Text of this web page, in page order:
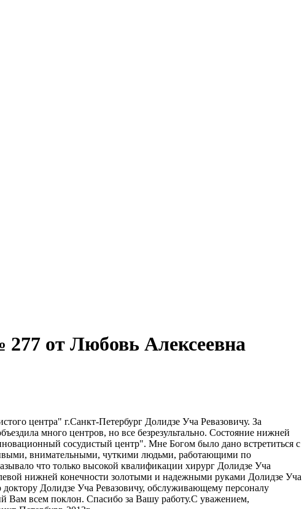
от Любовь Алексеевна
центра" г.Санкт-Петербург Долидзе Уча Ревазовичу. За
много центров, но все безрезультально. Состояние нижней
сосудистый центр". Мне Богом было дано встретиться с
внимательными, чуткими людьми, работающими по
что только высокой квалификации хирург Долидзе Уча
нижней конечности золотыми и надежными руками Долидзе Уча
Долидзе Уча Ревазовичу, обслуживающему персоналу
Вам всем поклон. Спасибо за Вашу работу.С уважением,